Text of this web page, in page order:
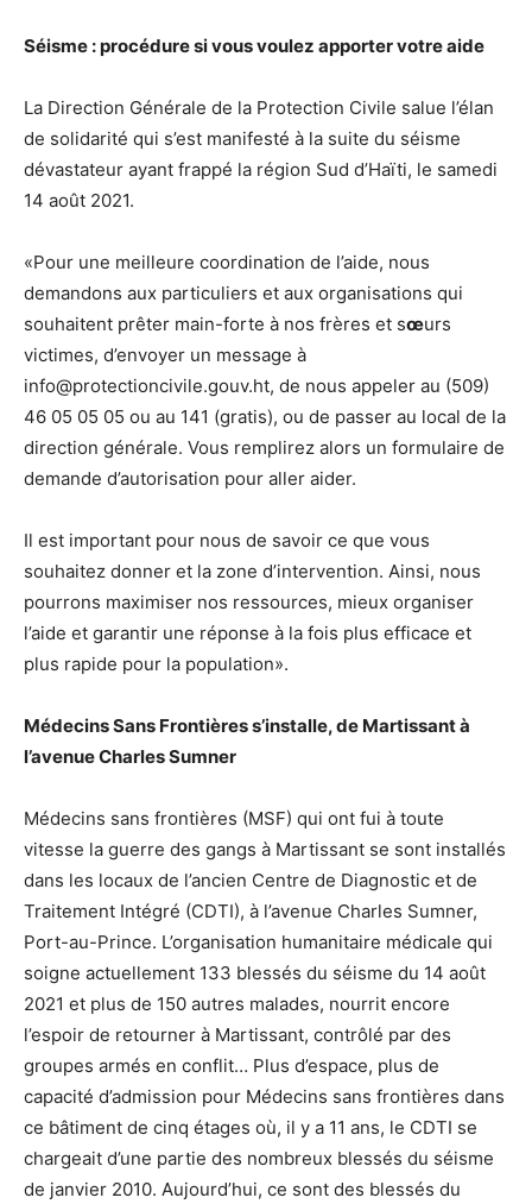
Séisme : procédure si vous voulez apporter votre aide
La Direction Générale de la Protection Civile salue l’élan
de solidarité qui s’est manifesté à la suite du séisme
dévastateur ayant frappé la région Sud d’Haïti, le samedi
14 août 2021.
«Pour une meilleure coordination de l’aide, nous
demandons aux particuliers et aux organisations qui
souhaitent prêter main-forte à nos frères et sœurs
victimes, d’envoyer un message à
info@protectioncivile.gouv.ht, de nous appeler au (509)
46 05 05 05 ou au 141 (gratis), ou de passer au local de la
direction générale. Vous remplirez alors un formulaire de
demande d’autorisation pour aller aider.
Il est important pour nous de savoir ce que vous
souhaitez donner et la zone d’intervention. Ainsi, nous
pourrons maximiser nos ressources, mieux organiser
l’aide et garantir une réponse à la fois plus efficace et
plus rapide pour la population».
Médecins Sans Frontières s’installe, de Martissant à
l’avenue Charles Sumner
Médecins sans frontières (MSF) qui ont fui à toute
vitesse la guerre des gangs à Martissant se sont installés
dans les locaux de l’ancien Centre de Diagnostic et de
Traitement Intégré (CDTI), à l’avenue Charles Sumner,
Port-au-Prince. L’organisation humanitaire médicale qui
soigne actuellement 133 blessés du séisme du 14 août
2021 et plus de 150 autres malades, nourrit encore
l’espoir de retourner à Martissant, contrôlé par des
groupes armés en conflit… Plus d’espace, plus de
capacité d’admission pour Médecins sans frontières dans
ce bâtiment de cinq étages où, il y a 11 ans, le CDTI se
chargeait d’une partie des nombreux blessés du séisme
de janvier 2010. Aujourd’hui, ce sont des blessés du